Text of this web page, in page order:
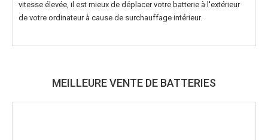
vitesse élevée, il est mieux de déplacer votre batterie à l'extérieur
de votre ordinateur à cause de surchauffage intérieur.
MEILLEURE VENTE DE BATTERIES